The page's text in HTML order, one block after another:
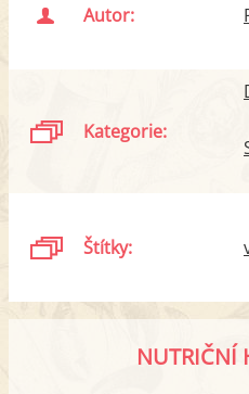
Autor:
Kategorie:
Štítky:
NUTRIČNÍ